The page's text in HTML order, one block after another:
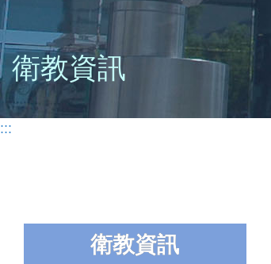
衛教資訊
:::
衛教資訊